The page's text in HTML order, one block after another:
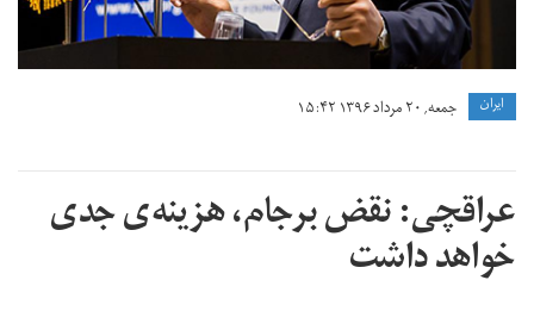
ايران جمعه, ۲۰ مرداد ۱۳۹۶ ۱۵:۴۲
عراقچی: نقض برجام، هزینه‌ی جدی
خواهد داشت